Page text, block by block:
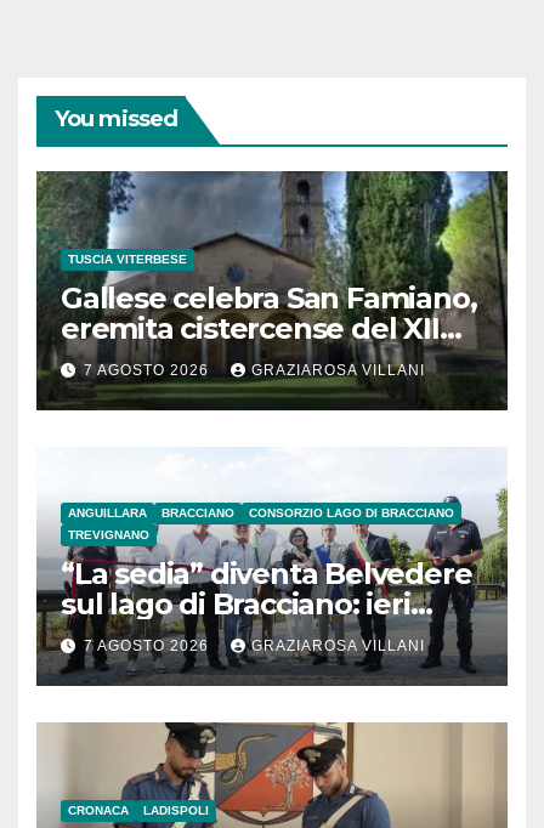
You missed
TUSCIA VITERBESE
Gallese celebra San Famiano,
eremita cistercense del XII
secolo
7 AGOSTO 2026 GRAZIAROSA VILLANI
ANGUILLARA BRACCIANO
CONSORZIO LAGO DI BRACCIANO
TREVIGNANO
“La sedia” diventa Belvedere
sul lago di Bracciano: ieri
l’inaugurazione
7 AGOSTO 2026 GRAZIAROSA VILLANI
CRONACA LADISPOLI